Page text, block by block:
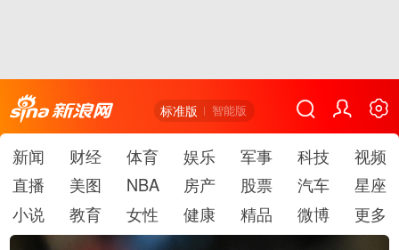
标准版 智能版
新闻 财经 体育 娱乐 军事 科技
视频
直播
美图 NBA 房产 股票 汽车
星座
小说
教育 女性 健康 精品 微博 更多